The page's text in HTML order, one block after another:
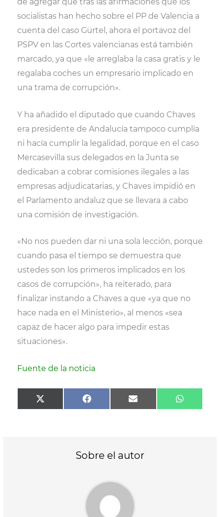
socialistas han hecho sobre el PP de Valencia a
cuenta del caso Gürtel, ahora el portavoz del
PSPV en las Cortes valencianas está también
marcado, ya que «le arreglaba la casa gratis y le
regalaba coches un empresario implicado en
una trama de corrupción».
Y ha añadido el diputado que cuando Chaves
era presidente de Andalucía tampoco cumplía
ni hacía cumplir la legalidad, porque en el caso
Mercasevilla sus delegados en la Junta se
dedicaban a cobrar comisiones ilegales a las
empresas adjudicatarias, y Chaves impidió en
el Parlamento andaluz que se llevara a cabo
una comisión de investigación.
«No nos pueden dar ni una sola lección, porque
cuando pasa el tiempo se demuestra que
ustedes son los primeros implicados en los
casos de corrupción», ha reiterado, para
finalizar instando a Chaves a que «ya que no
hace nada en el Ministerio», al menos «sea
capaz de hacer algo para impedir estas
situaciones».
Fuente de la noticia
Compartir
en
X
(
Compartir
en
F
a
k
Compartir
en
E
m
en
W
h
Sobre el autor